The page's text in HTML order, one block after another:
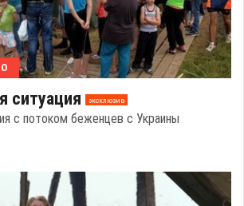
ситуация эксклюзив
с потоком беженцев с Украины